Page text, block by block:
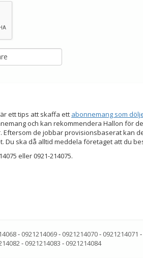
ett tips att skaffa ett abonnemang som
och kan rekommendera Hallon för
de jobbar provisionsbaserat kan
Du ska då alltid meddela företaget att du
eller 0921-214075.
- 0921214069- 0921214070- 0921214071 -
- 0921214083 - 0921214084